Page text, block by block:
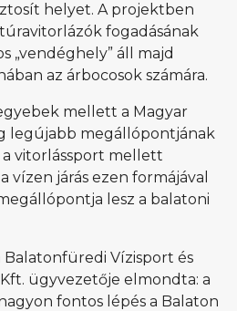
helyet. A projektben
fogadásának
„vendéghely” áll majd
az árbocosok számára.
mellett a Magyar
legújabb megállópontjának
vitorlássport mellett
vízen járás ezen formájával
lesz a balatoni
Balatonfüredi Vízisport és
ügyvezetője elmondta: a
fontos lépés a Balaton